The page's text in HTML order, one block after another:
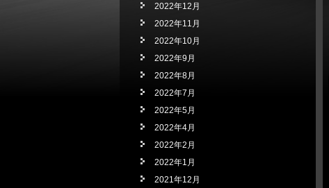
2022年12月
2022年11月
2022年10月
2022年9月
2022年8月
2022年7月
2022年5月
2022年4月
2022年2月
2022年1月
2021年12月